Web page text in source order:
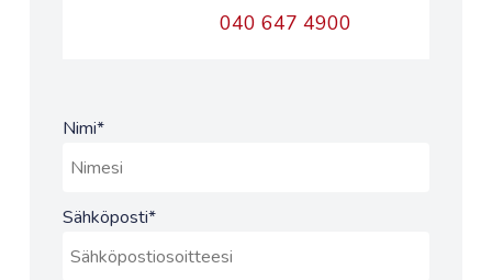
040 647 4900
Nimi*
Sähköposti*